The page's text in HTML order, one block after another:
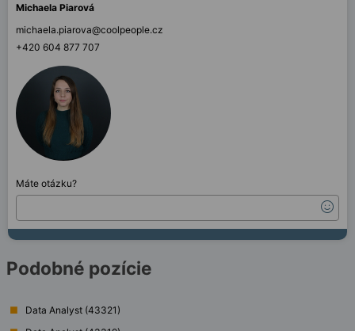
Michaela Piarová
michaela.piarova@coolpeople.cz
+420 604 877 707
Máte otázku?
Podobné pozície
Data Analyst (43321)